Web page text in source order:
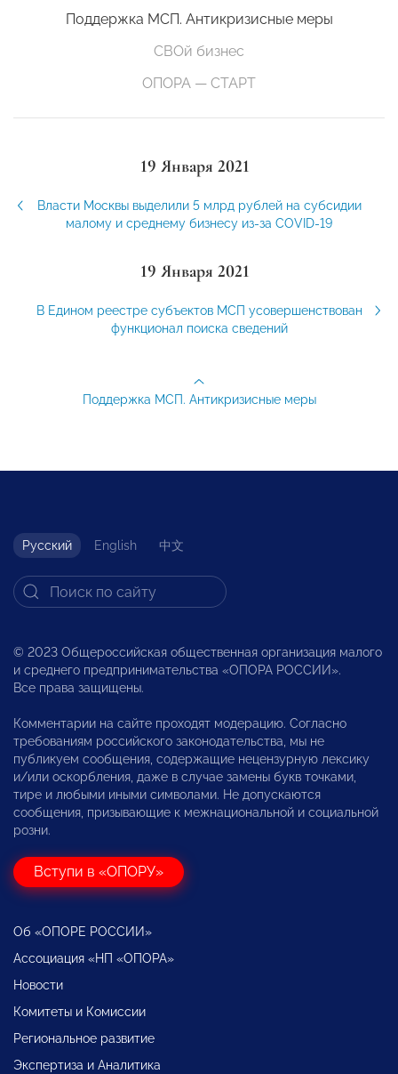
Поддержка МСП. Антикризисные меры
СВОй бизнес
ОПОРА — СТАРТ
19 Января 2021
Власти Москвы выделили 5 млрд рублей на субсидии
малому и среднему бизнесу из-за COVID-19
19 Января 2021
В Едином реестре субъектов МСП усовершенствован
функционал поиска сведений
Поддержка МСП. Антикризисные меры
Русский English 中文
© 2023 Общероссийская общественная организация малого
и среднего предпринимательства «ОПОРА РОССИИ».
Все права защищены.
Комментарии на сайте проходят модерацию. Согласно
требованиям российского законодательства, мы не
публикуем сообщения, содержащие нецензурную лексику
и/или оскорбления, даже в случае замены букв точками,
тире и любыми иными символами. Не допускаются
сообщения, призывающие к межнациональной и социальной
розни.
Вступи в «ОПОРУ»
Об «ОПОРЕ РОССИИ»
Ассоциация «НП «ОПОРА»
Новости
Комитеты и Комиссии
Региональное развитие
Экспертиза и Аналитика